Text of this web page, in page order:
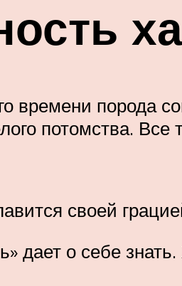
времени порода
потомства.
своей
дает о себе